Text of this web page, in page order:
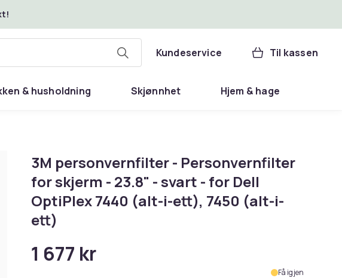
Kundeservice Til kassen
& husholdning Skjønnhet Hjem & hage
3M personvernfilter - Personvernfilter
for skjerm - 23.8" - svart - for Dell
OptiPlex 7440 (alt-i-ett), 7450 (alt-i-
ett)
1 677 kr
Få igjen